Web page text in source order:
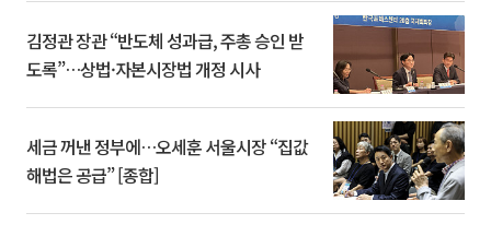
김정관 장관 “반도체 성과급, 주총 승인 받
도록”…상법·자본시장법 개정 시사
세금 꺼낸 정부에…오세훈 서울시장 “집값
해법은 공급” [종합]